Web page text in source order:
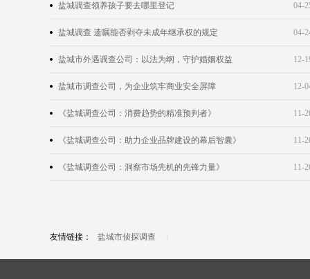
盐城调查领养孩子要去哪里登记 04-
盐城调查 遗嘱能否剥夺未成年继承权的规定 04-
盐城市外遇调查公司：以法为纲，守护婚姻权益 12-
盐城市调查公司，为企业筑牢商业安全屏障 12-
《盐城调查公司：消费趋势的精准预判者》 11-
《盐城调查公司：助力企业品牌建设的幕后智囊》 11-
《盐城调查公司：洞察市场先机的先锋力量》 11-
友情链接： 盐城市侦探调查